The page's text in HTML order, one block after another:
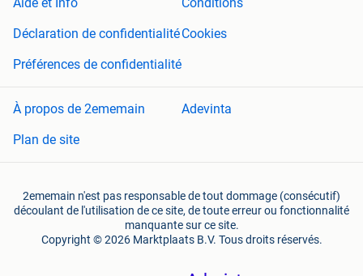
Déclaration de confidentialitéCookies
Préférences de confidentialité
À propos de 2ememain
Adevinta
Plan de site
2ememain n'est pas responsable de tout dommage (consécutif)
découlant de l'utilisation de ce site, de toute erreur ou fonctionnalité
manquante sur ce site.
Copyright © 2026 Marktplaats B.V. Tous droits réservés.